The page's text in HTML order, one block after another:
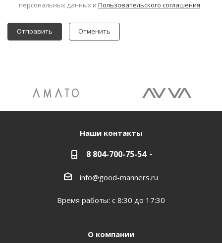
персональных данных и Пользовательского соглашения
Отменить
Наши контакты
8 804-700-75-54
info@good-manners.ru
Время работы: с 8:30 до 17:30
О компании